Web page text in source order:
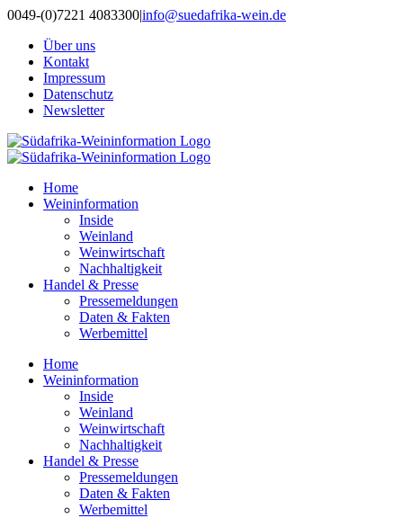
Zum
springen
0049-(0)7221 4083300|info@suedafrika-wein.de
Über uns
Kontakt
Impressum
Datenschutz
Newsletter
Home
Weininformation
Inside
Weinland
Weinwirtschaft
Nachhaltigkeit
Handel & Presse
Pressemeldungen
Daten & Fakten
Werbemittel
Home
Weininformation
Inside
Weinland
Weinwirtschaft
Nachhaltigkeit
Handel & Presse
Pressemeldungen
Daten & Fakten
Werbemittel